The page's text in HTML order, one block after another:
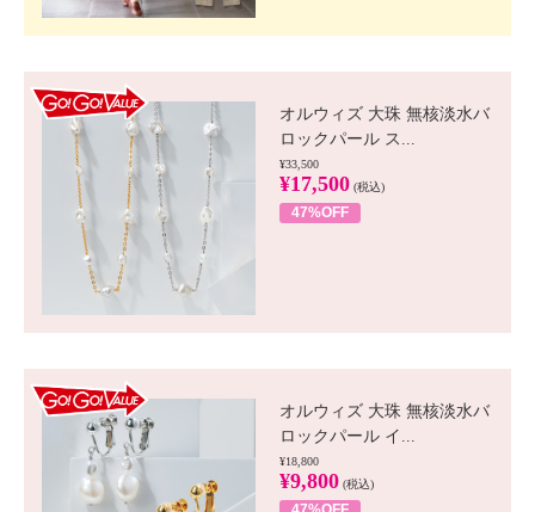
オルウィズ 大珠 無核淡水バ
ロックパール ス...
¥33,500
¥17,500 (税込)
47%OFF
オルウィズ 大珠 無核淡水バ
ロックパール イ...
¥18,800
¥9,800 (税込)